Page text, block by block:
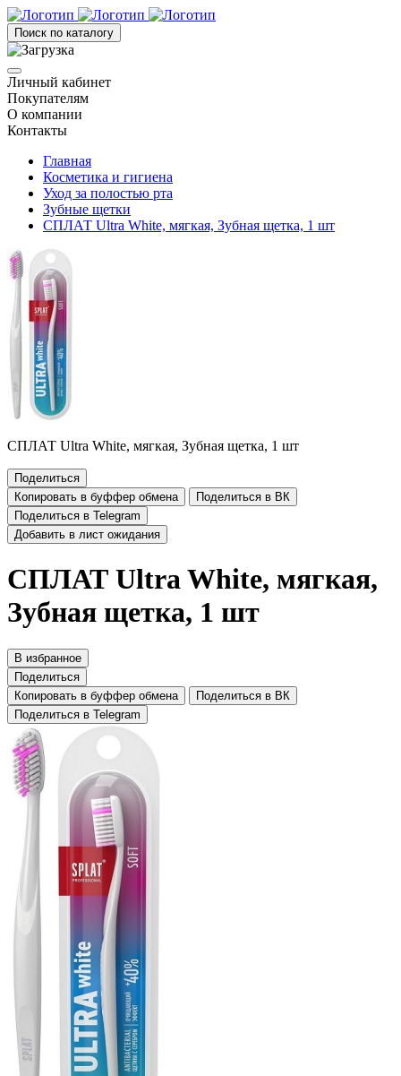
Поиск по каталогу
Личный кабинет
Покупателям
О компании
Контакты
Главная
Косметика и гигиена
Уход за полостью рта
Зубные щетки
СПЛАТ Ultra White, мягкая, Зубная щетка, 1 шт
СПЛАТ Ultra White, мягкая, Зубная щетка, 1 шт
Поделиться
Копировать в буффер обмена
Поделиться в ВК
Поделиться в Telegram
Добавить в лист ожидания
СПЛАТ Ultra White, мягкая,
Зубная щетка, 1 шт
В избранное
Поделиться
Копировать в буффер обмена
Поделиться в ВК
Поделиться в Telegram